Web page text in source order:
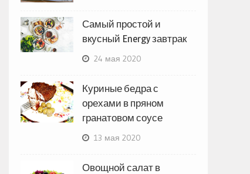
Самый простой и
вкусный Energy завтрак
24 мая 2020
Куриные бедра с
орехами в пряном
гранатовом соусе
13 мая 2020
Овощной салат в